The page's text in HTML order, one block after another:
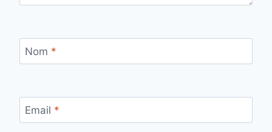
Nom *
Email *